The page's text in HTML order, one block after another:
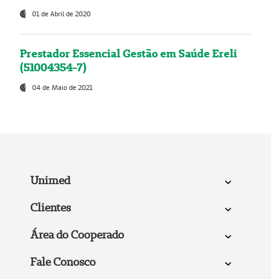
01 de Abril de 2020
Prestador Essencial Gestão em Saúde Ereli
(51004354-7)
04 de Maio de 2021
Unimed
Clientes
Área do Cooperado
Fale Conosco